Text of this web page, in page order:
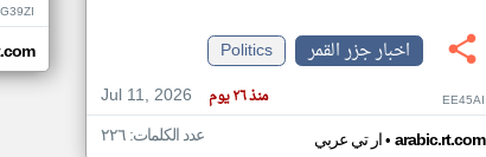
اخبار جزر القمر
Politics
Jul 11, 2026
منذ ٢٦ يوم EE45AI
ار تي عربي• arabic.rt.com عدد الكلمات: ٢٢٦